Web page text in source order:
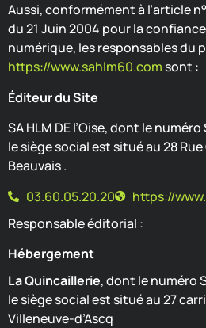
Aussi, conformément à l’article
du 21 Juin 2004 pour la
numérique, les responsables du
https://www.sahlm60.comsont :
Éditeur du Site
SA HLM DE l’Oise, dont le
le siège social est situé au 28
Beauvais .
03.60.05.20.20
https://
Responsable éditorial :
Hébergement
La Quincaillerie, dont le numéro
le siège social est situé au 27
Villeneuve-d’Ascq